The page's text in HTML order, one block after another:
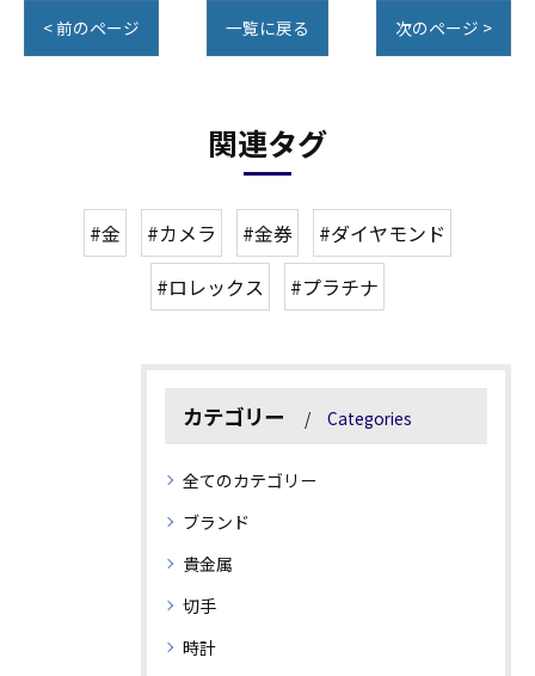
< 前のページ 一覧に戻る 次のページ >
関連タグ
#金 #カメラ #金券
#ダイヤモンド
#ロレックス
#プラチナ
カテゴリー Categories
全てのカテゴリー
ブランド
貴金属
切手
時計